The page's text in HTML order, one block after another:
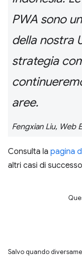
PWA sono
della nostra
strategia
aree.
Fengxian Liu, Web
Consulta la pagina
altri casi di
Salvo quando